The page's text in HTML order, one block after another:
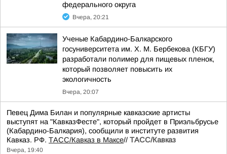
федерального округа
Вчера, 20:21
Ученые Кабардино-Балкарского
госуниверситета им. Х. М. Бербекова (КБГУ)
разработали полимер для пищевых пленок,
который позволяет повысить их
экологичность
Вчера, 20:07
Певец Дима Билан и популярные кавказские артисты
выступят на "КавказФесте", который пройдет в Приэльбрусье
(Кабардино-Балкария), сообщили в институте развития
Кавказ. РФ. ТАСС/Кавказ в Максе// ТАСС/Кавказ
Вчера, 19:40